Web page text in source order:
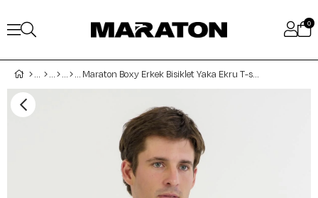
0
Maraton Boxy Erkek Bisiklet Yaka Ekru T-shirt